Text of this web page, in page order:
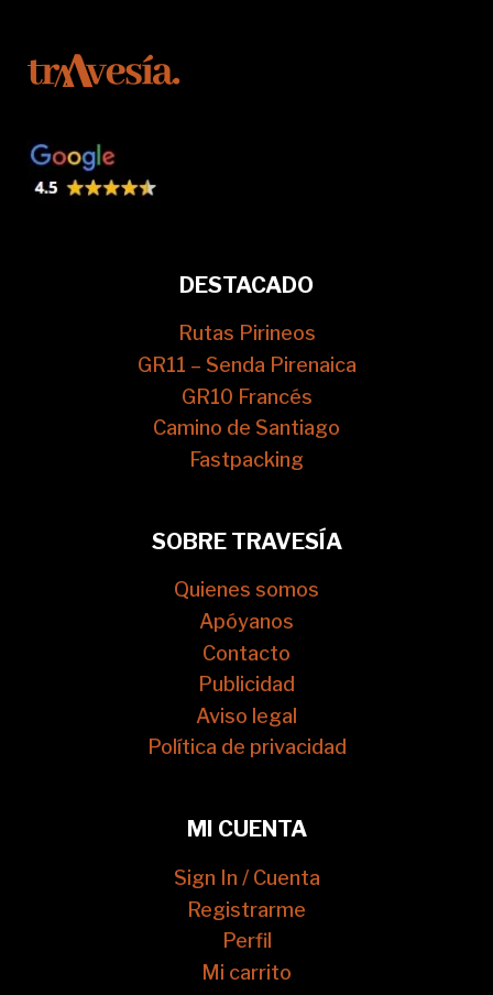
DESTACADO
Rutas Pirineos
GR11 – Senda Pirenaica
GR10 Francés
Camino de Santiago
Fastpacking
SOBRE TRAVESÍA
Quienes somos
Apóyanos
Contacto
Publicidad
Aviso legal
Política de privacidad
MI CUENTA
Sign In / Cuenta
Registrarme
Perfil
Mi carrito